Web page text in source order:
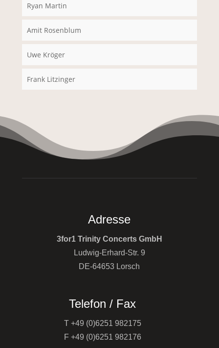
Ryan Martin
Amit Rosenblum
Uwe Kröger
Frank Litzinger
Adresse
3for1 Trinity Concerts GmbH
Ludwig-Erhard-Str. 9
DE-64653 Lorsch
Telefon / Fax
T +49 (0)6251 982175
F +49 (0)6251 982176